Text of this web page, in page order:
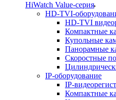
HiWatch Value-серия
HD-TVI-
HD-TVI
Компактные
Купольные
Панорамные
Скоростные
IP-оборудование
IP-
Компактные